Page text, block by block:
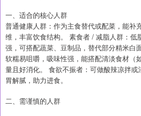
一、适合的核心人群
普通健康人群：作为主食替代或配菜，能补
维，丰富饮食结构。 素食者 / 减脂人群：低
强，可搭配蔬菜、豆制品，替代部分精米白
软糯易咀嚼，吸味性强，能搭配清淡食材（
量且好消化。 食欲不振者：可做酸辣凉拌
胃解腻，助力进食。
二、需谨慎的人群